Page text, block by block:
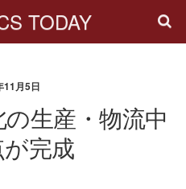
TODAY
11月5日
生産・物流中
完成